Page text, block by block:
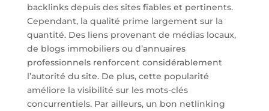
backlinks depuis des sites fiables et pertinents.
Cependant, la qualité prime largement sur la
quantité. Des liens provenant de médias locaux,
de blogs immobiliers ou d’annuaires
professionnels renforcent considérablement
l’autorité du site. De plus, cette popularité
améliore la visibilité sur les mots-clés
concurrentiels. Par ailleurs, un bon netlinking